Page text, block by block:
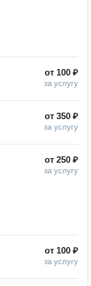
от 100 ₽
за услугу
от 350 ₽
за услугу
от 250 ₽
за услугу
от 100 ₽
за услугу